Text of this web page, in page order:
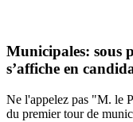
Municipales: sous
s’affiche en
Ne l'appelez pas "M. le
du premier tour de